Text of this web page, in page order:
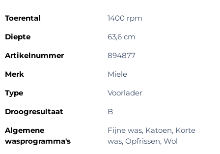
Toerental
1400 rpm
Diepte
63,6 cm
Artikelnummer
894877
Merk
Miele
Type
Voorlader
Droogresultaat
B
Algemene
wasprogramma's
Fijne was, Katoen, Korte
was, Opfrissen, Wol